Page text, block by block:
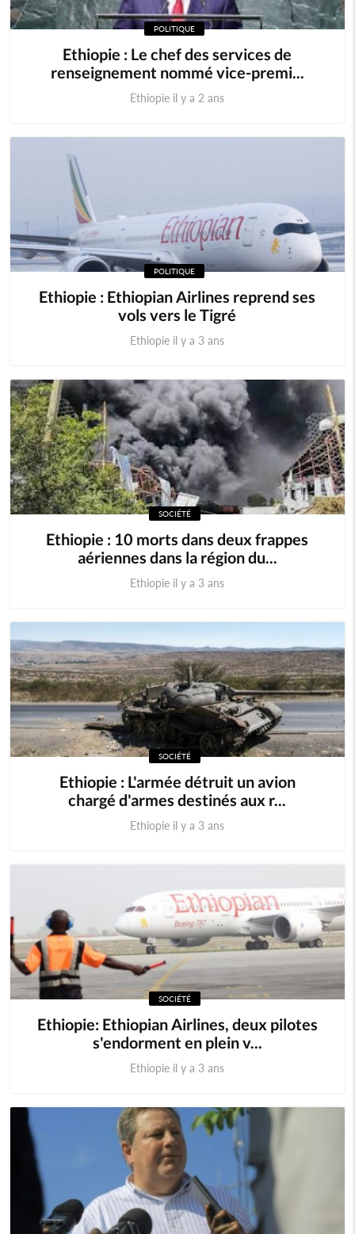
POLITIQUE
Ethiopie : Le chef des services de
renseignement nommé vice-premi...
Ethiopie il y a 2 ans
POLITIQUE
Ethiopie : Ethiopian Airlines reprend ses
vols vers le Tigré
Ethiopie il y a 3 ans
SOCIÉTÉ
Ethiopie : 10 morts dans deux frappes
aériennes dans la région du...
Ethiopie il y a 3 ans
SOCIÉTÉ
Ethiopie : L'armée détruit un avion
chargé d'armes destinés aux r...
Ethiopie il y a 3 ans
SOCIÉTÉ
Ethiopie: Ethiopian Airlines, deux pilotes
s'endorment en plein v...
Ethiopie il y a 3 ans